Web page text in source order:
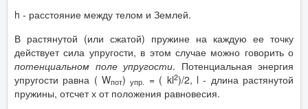
h - расстояние между телом и Землей.
В растянутой (или сжатой) пружине на каждую ее точку
действует сила упругости, в этом случае можно говорить о
потенциальном поле упругости. Потенциальная энергия
упругости равна ( Wпот)упр. = ( kl2)/2, l - длина растянутой
пружины, отсчет х от положения равновесия.